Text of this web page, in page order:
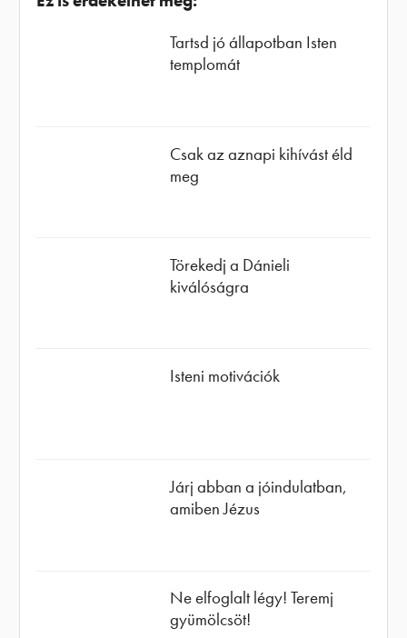
Tartsd jó állapotban Isten
templomát
Csak az aznapi kihívást éld
meg
Törekedj a Dánieli
kiválóságra
Isteni motivációk
Járj abban a jóindulatban,
amiben Jézus
Ne elfoglalt légy! Teremj
gyümölcsöt!